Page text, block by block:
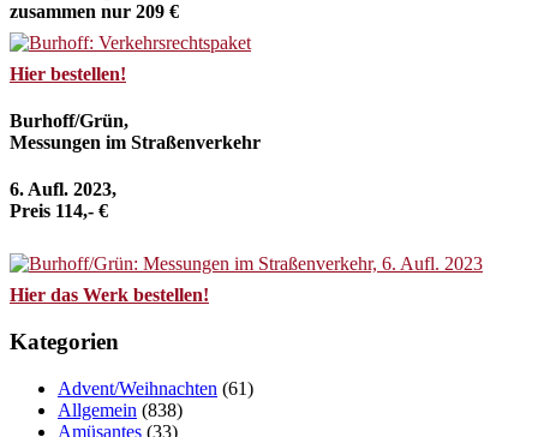
zusammen nur 209 €
Hier bestellen!
Burhoff/Grün,
Messungen im Straßenverkehr
6. Aufl. 2023,
Preis 114,- €
Hier das Werk bestellen!
Kategorien
Advent/Weihnachten (61)
Allgemein (838)
Amüsantes (33)